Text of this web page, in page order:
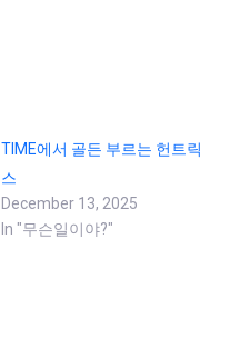
TIME에서 골든 부르는 헌트릭
스
December 13, 2025
In "무슨일이야?"